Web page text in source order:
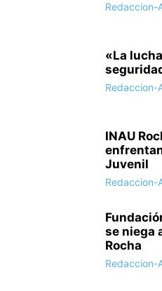
Redaccion-
«La
Redaccion-
INAU
Juvenil
Redaccion-
se niega
Rocha
Redaccion-